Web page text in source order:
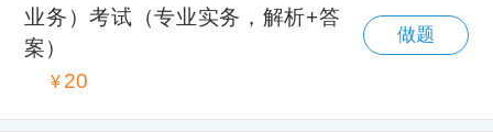
业务）考试（专业实务，解析+答
案）
¥ 20
做题